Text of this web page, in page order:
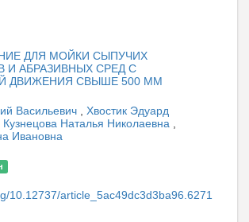
ДЛЯ МОЙКИ СЫПУЧИХ
И АБРАЗИВНЫХ СРЕД С
ДВИЖЕНИЯ СВЫШЕ 500 ММ
Васильевич
Хвостик Эдуард
Кузнецова Наталья Николаевна
Ивановна
10.12737/article_5ac49dc3d3ba96.6271